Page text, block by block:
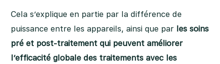
Cela s’explique en partie par la différence de
puissance entre les appareils, ainsi que par les soins
pré et post-traitement qui peuvent améliorer
l’efficacité globale des traitements avec les